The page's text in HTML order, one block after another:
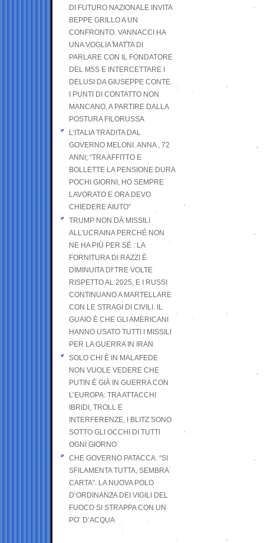
DI FUTURO NAZIONALE INVITA
BEPPE GRILLO A UN
CONFRONTO. VANNACCI HA
UNA VOGLIA MATTA DI
PARLARE CON IL FONDATORE
DEL M5S E INTERCETTARE I
DELUSI DA GIUSEPPE CONTE.
I PUNTI DI CONTATTO NON
MANCANO, A PARTIRE DALLA
POSTURA FILORUSSA
L’ITALIA TRADITA DAL
GOVERNO MELONI. ANNA , 72
ANNI; “TRA AFFITTO E
BOLLETTE LA PENSIONE DURA
POCHI GIORNI, HO SEMPRE
LAVORATO E ORA DEVO
CHIEDERE AIUTO”
TRUMP NON DÀ MISSILI
ALL’UCRAINA PERCHÉ NON
NE HA PIÙ PER SÉ : LA
FORNITURA DI RAZZI È
DIMINUITA DI TRE VOLTE
RISPETTO AL 2025, E I RUSSI
CONTINUANO A MARTELLARE
CON LE STRAGI DI CIVILI. IL
GUAIO È CHE GLI AMERICANI
HANNO USATO TUTTI I MISSILI
PER LA GUERRA IN IRAN
SOLO CHI È IN MALAFEDE
NON VUOLE VEDERE CHE
PUTIN È GIÀ IN GUERRA CON
L’EUROPA: TRA ATTACCHI
IBRIDI, TROLL E
INTERFERENZE, I BLITZ SONO
SOTTO GLI OCCHI DI TUTTI
OGNI GIORNO
CHE GOVERNO PATACCA. “SI
SFILAMENTA TUTTA, SEMBRA
CARTA”. LA NUOVA POLO
D’ORDINANZA DEI VIGILI DEL
FUOCO SI STRAPPA CON UN
PO’ D’ACQUA